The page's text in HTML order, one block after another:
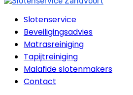
Slotenservice
Beveiligingsadvies
Matrasreiniging
Tapijtreiniging
Malafide slotenmakers
Contact